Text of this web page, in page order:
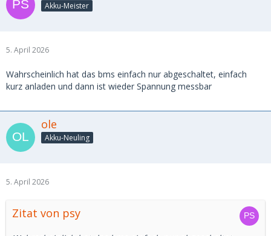
Akku-Meister
5. April 2026
Wahrscheinlich hat das bms einfach nur abgeschaltet, einfach
kurz anladen und dann ist wieder Spannung messbar
ole
Akku-Neuling
5. April 2026
Zitat von psy